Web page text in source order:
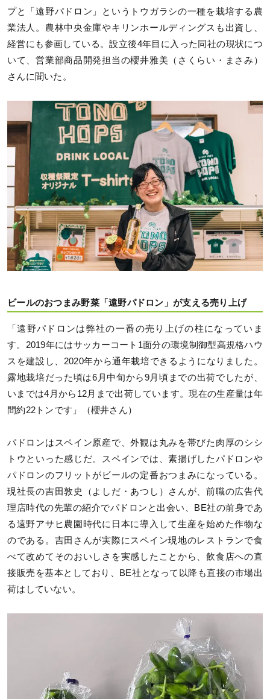
プと「遠野パドロン」というトウガラシの一種を栽培する農
業法人。農林中央金庫やキリンホールディングスも出資し、
経営にも参画している。設立後4年目に入った同社の現状につ
いて、営業部商品開発担当の櫻井雅美（さくらい・まさみ）
さんに聞いた。
ビールのおつまみ野菜「遠野パドロン」が支える売り上げ
「遠野パドロンは弊社の一番の売り上げの柱になっていま
す。2019年にはサッカーコート1面分の環境制御型高規格ハウ
スを建設し、2020年から通年栽培できるようになりました。
露地栽培だった頃は6月中旬から9月頃までの出荷でしたが、
いまでは4月から12月まで出荷しています。現在の生産量は年
間約22トンです」（櫻井さん）
パドロンはスペイン原産で、外観は丸みを帯びた肉厚のシシ
トウといった感じだ。スペインでは、素揚げしたパドロンや
パドロンのフリットがビールの定番おつまみになっている。
現社長の吉田敦史（よしだ・あつし）さんが、前職の広告代
理店時代の先輩の紹介でパドロンと出会い、BE社の前身であ
る遠野アサヒ農園時代に日本に導入して生産を始めた作物な
のである。吉田さんが実際にスペイン現地のレストランで食
べて改めてそのおいしさを実感したことから、飲食店への直
接販売を基本としており、BE社となって以降も直接の市場出
荷はしていない。